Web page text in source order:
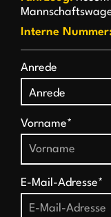
Interne Nummer:
Anrede
Vorname*
E-Mail-Adresse*